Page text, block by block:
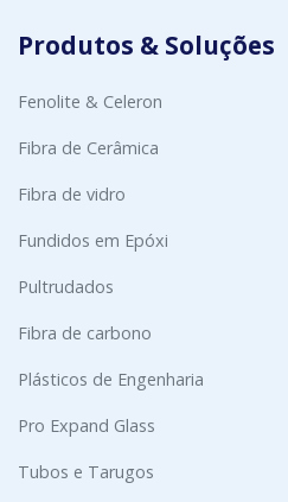
Produtos & Soluções
Fenolite & Celeron
Fibra de Cerâmica
Fibra de vidro
Fundidos em Epóxi
Pultrudados
Fibra de carbono
Plásticos de Engenharia
Pro Expand Glass
Tubos e Tarugos